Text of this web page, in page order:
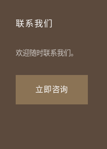
联系我们
欢迎随时联系我们。
立即咨询